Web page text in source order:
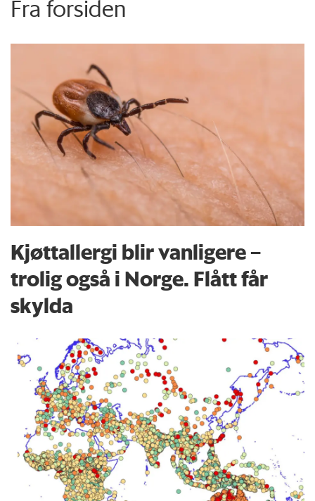
Fra forsiden
Kjøttallergi blir vanligere –
trolig også i Norge. Flått får
skylda